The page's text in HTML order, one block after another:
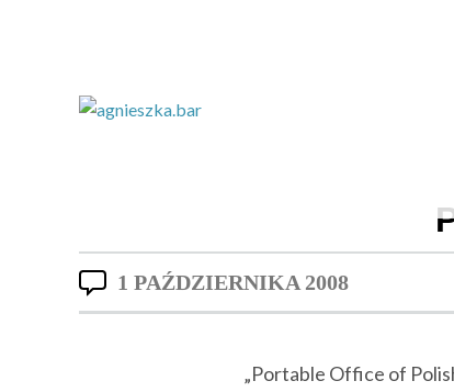
1 PAŹDZIERNIKA 2008
„Portable Office of